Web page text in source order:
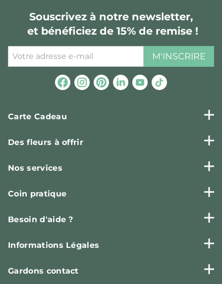
Souscrivez à notre newsletter,
et bénéficiez de 15% de remise !
M'INSCRIRE
Carte Cadeau
Des fleurs à offrir
Nos services
Coin pratique
Besoin d'aide ?
Informations Légales
Gardons contact